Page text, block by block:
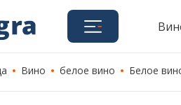
Вино белое вино Белое